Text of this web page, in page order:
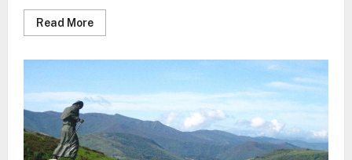
Read MoreRead
more
–
Sarria